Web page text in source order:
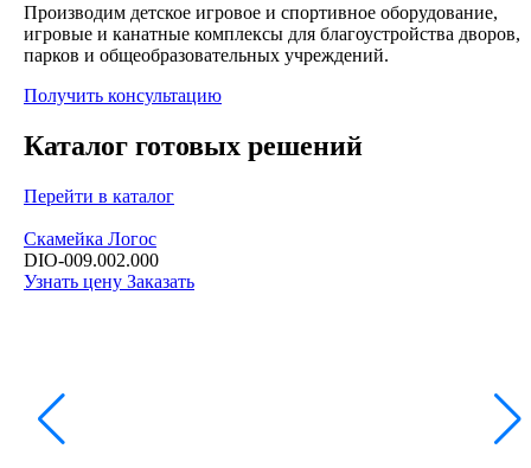
Производим детское игровое и спортивное оборудование,
игровые и канатные комплексы для благоустройства дворов,
парков и общеобразовательных учреждений.
Получить консультацию
Каталог готовых решений
Перейти в каталог
Скамейка Логос
DIO-009.002.000
Узнать цену Заказать